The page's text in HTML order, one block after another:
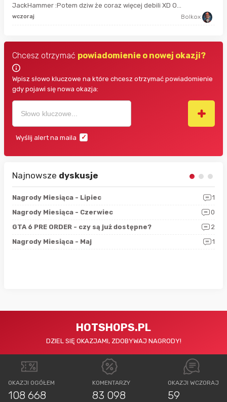
JackHammer :Potem dziw że coraz więcej debili XD O...
wczoraj Bolkox
Chcesz otrzymać powiadomienie o nowej okazji?
Wpisz słowo kluczowe na które chcesz otrzymać powiadomienie
gdy pojawi się nowa okazja:
Wyślij alert na maila
Najnowsze dyskusje
Nagrody Miesiąca - Lipiec
1
Nagrody Miesiąca - Czerwiec
0
GTA 6 PRE ORDER - czy są już dostępne?
2
Nagrody Miesiąca - Maj
1
HOTSHOPS.PL
DZIEL SIĘ OKAZJAMI, ZDOBYWAJ NAGRODY!
OKAZJI OGÓŁEM
108 668
KOMENTARZY
83 098
OKAZJI WCZORAJ
59